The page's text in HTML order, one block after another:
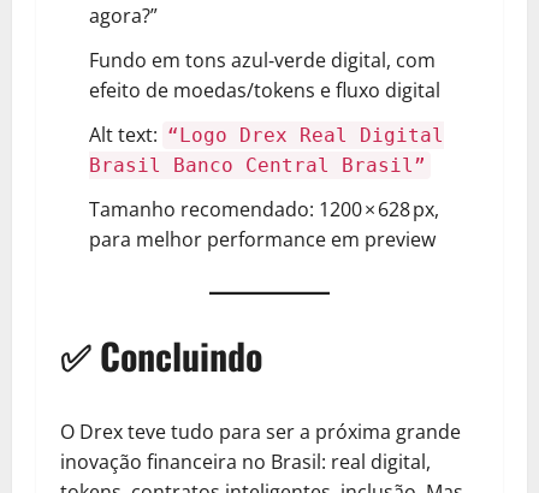
agora?”
Fundo em tons azul‑verde digital, com
efeito de moedas/tokens e fluxo digital
Alt text: “Logo Drex Real Digital
Brasil Banco Central Brasil”
Tamanho recomendado: 1200 × 628 px,
para melhor performance em preview
✅ Concluindo
O Drex teve tudo para ser a próxima grande
inovação financeira no Brasil: real digital,